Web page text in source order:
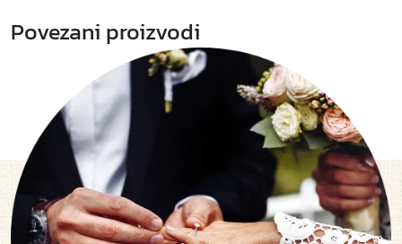
Povezani proizvodi